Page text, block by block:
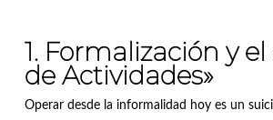
1. Formalización y el
de Actividades»
Operar desde la informalidad hoy es un